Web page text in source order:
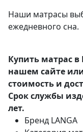
Наши матрасы
ежедневного сна.
Купить матрас
нашем сайте
стоимость и
Срок службы
лет.
Бренд LANGA